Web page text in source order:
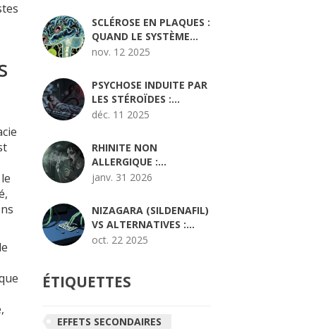
MÉDICAMENTS EN 2026
SCLÉROSE EN PLAQUES :
QUAND LE SYSTÈME
IMMUNITAIRE
NERVEUX
nov. 12 2025
PSYCHOSE INDUITE PAR
LES STÉROÏDES :
RECONNAISSANCE ET
D'URGENCE
déc. 11 2025
RHINITE NON
ALLERGIQUE :
DÉCLENCHEURS
CHARGE
janv. 31 2026
NIZAGARA (SILDENAFIL)
VS ALTERNATIVES :
COMPARATIF COMPLET
oct. 22 2025
ÉTIQUETTES
EFFETS SECONDAIRES